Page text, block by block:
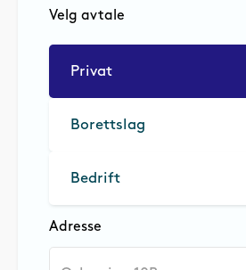
Velg avtale
Privat
Borettslag
Bedrift
Adresse